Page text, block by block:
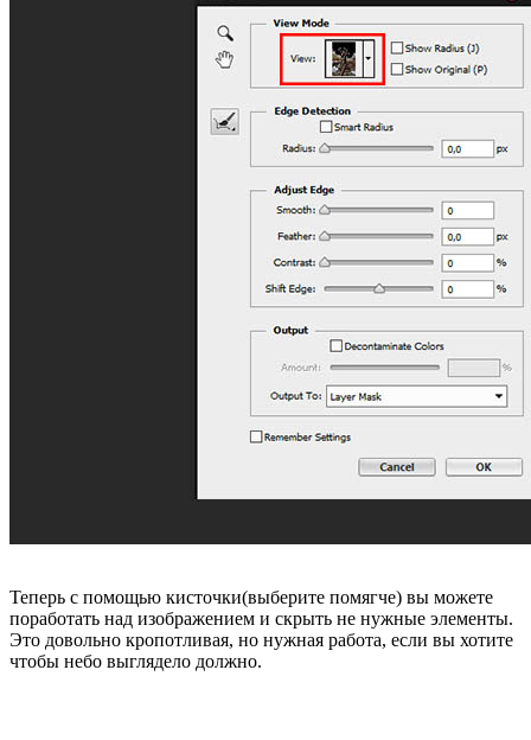
Теперь с помощью кисточки(выберите помягче) вы можете
поработать над изображением и скрыть не нужные элементы.
Это довольно кропотливая, но нужная работа, если вы хотите
чтобы небо выглядело должно.